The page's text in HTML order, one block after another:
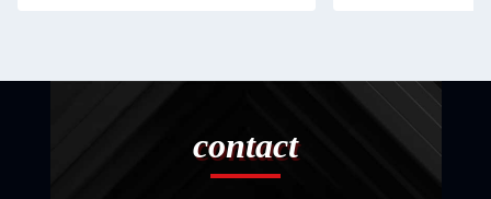
contact